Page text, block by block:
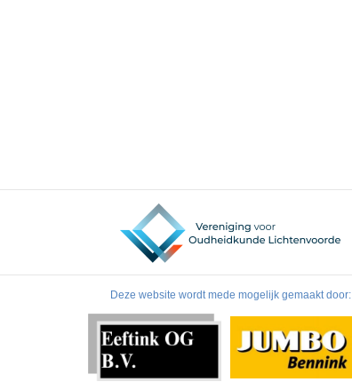
Deze website wordt mede mogelijk gemaakt door: